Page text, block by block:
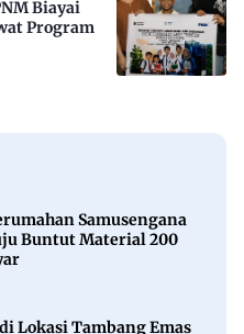
Biayai
Program
Samusengana
Buntut Material 200
Lokasi Tambang Emas